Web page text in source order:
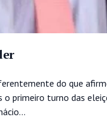
do que
primeiro turno das